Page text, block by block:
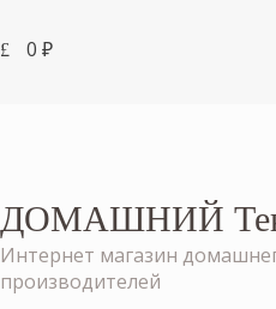
0 ₽
ДОМАШНИЙ
Интернет магазин
производителей